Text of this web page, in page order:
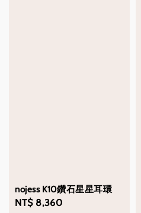
nojess K10鑽石星星耳環
Regular
NT$ 8,360